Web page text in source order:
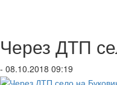
Через ДТП
- 08.10.2018 09:19